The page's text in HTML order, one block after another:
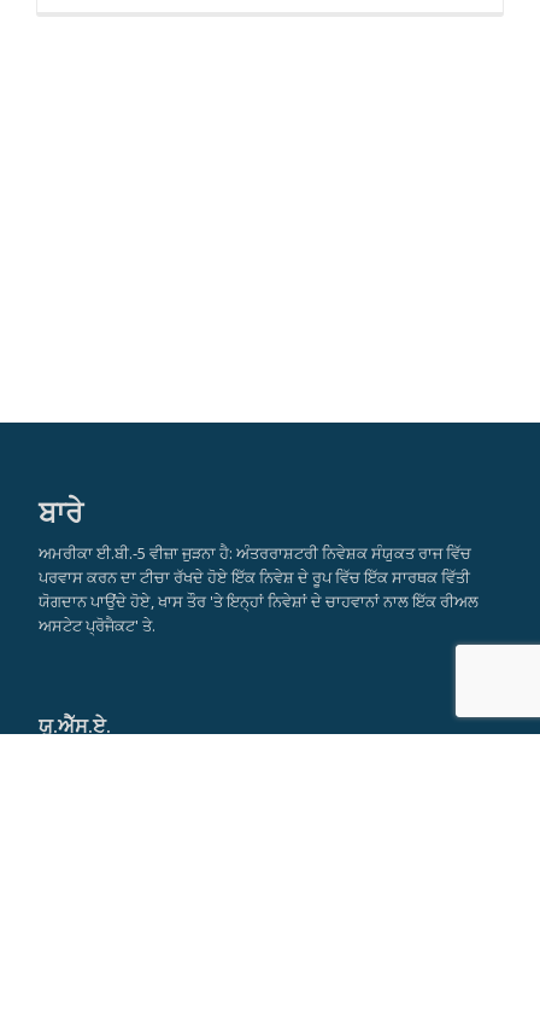
ਬਾਰੇ
ਅਮਰੀਕਾ ਈ.ਬੀ.-5 ਵੀਜ਼ਾ ਜੁੜਨਾ ਹੈ: ਅੰਤਰਰਾਸ਼ਟਰੀ ਨਿਵੇਸ਼ਕ ਸੰਯੁਕਤ ਰਾਜ ਵਿੱਚ
ਪਰਵਾਸ ਕਰਨ ਦਾ ਟੀਚਾ ਰੱਖਦੇ ਹੋਏ ਇੱਕ ਨਿਵੇਸ਼ ਦੇ ਰੂਪ ਵਿੱਚ ਇੱਕ ਸਾਰਥਕ ਵਿੱਤੀ
ਯੋਗਦਾਨ ਪਾਉਂਦੇ ਹੋਏ, ਖਾਸ ਤੌਰ 'ਤੇ ਇਨ੍ਹਾਂ ਨਿਵੇਸ਼ਾਂ ਦੇ ਚਾਹਵਾਨਾਂ ਨਾਲ ਇੱਕ ਰੀਅਲ
ਅਸਟੇਟ ਪ੍ਰੋਜੈਕਟ' ਤੇ.
ਯੂ.ਐੱਸ.ਏ.